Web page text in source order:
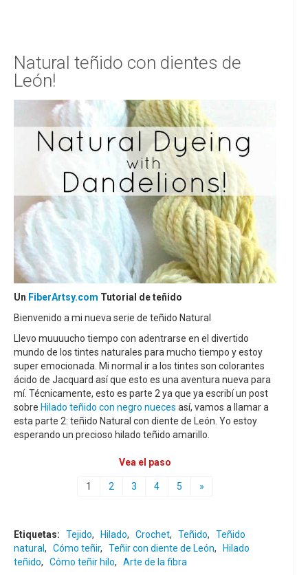
Natural teñido con dientes de
León!
Un FiberArtsy.com Tutorial de teñido
Bienvenido a mi nueva serie de teñido Natural
Llevo muuuucho tiempo con adentrarse en el divertido
mundo de los tintes naturales para mucho tiempo y estoy
super emocionada. Mi normal ir a los tintes son colorantes
ácido de Jacquard así que esto es una aventura nueva para
mí. Técnicamente, esto es parte 2 ya que ya escribí un post
sobre Hilado teñido con negro nueces así, vamos a llamar a
esta parte 2: teñido Natural con diente de León. Yo estoy
esperando un precioso hilado teñido amarillo.
Vea el paso
1 2 3 4 5 »
Etiquetas: Tejido, Hilado, Crochet, Teñido,
Teñido
natural , Cómo teñir, Teñir con diente de León,
Hilado
teñido, Cómo teñir hilo, Arte de la fibra